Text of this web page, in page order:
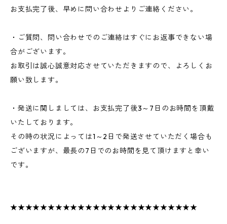
お支払完了後、早めに問い合わせよりご連絡ください。
・ご質問、問い合わせでのご連絡はすぐにお返事できない場
合がございます。
お取引は誠心誠意対応させていただきますので、よろしくお
願い致します。
・発送に関しましては、お支払完了後3～7日のお時間を頂戴
いたしております。
その時の状況によっては1～2日で発送させていただく場合も
ございますが、最長の7日でのお時間を見て頂けますと幸い
です。
★★★★★★★★★★★★★★★★★★★★★★★★★